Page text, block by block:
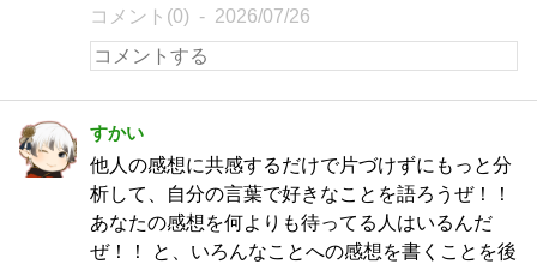
コメント(0) 2026/07/26
すかい
他人の感想に共感するだけで片づけずにもっと分
析して、自分の言葉で好きなことを語ろうぜ！！
あなたの感想を何よりも待ってる人はいるんだ
ぜ！！ と、いろんなことへの感想を書くことを後